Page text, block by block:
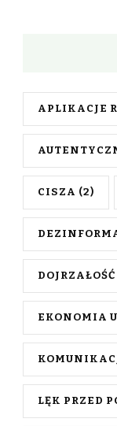
APLIKACJE
CISZA (2)
EKONOMIA
LĘK PRZED